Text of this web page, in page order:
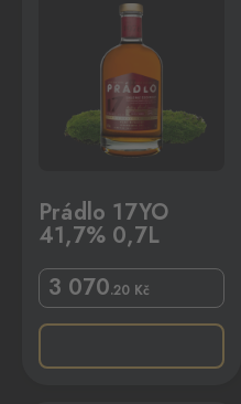
Prádlo 17YO
41,7% 0,7L
3 070.20 Kč